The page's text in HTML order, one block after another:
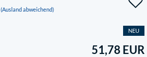
(Ausland abweichend)
NEU
51,78 EUR